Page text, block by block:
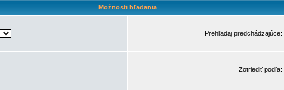
Možnosti hľadania
Prehľadaj predchádzajúce:
Zotriediť podľa: